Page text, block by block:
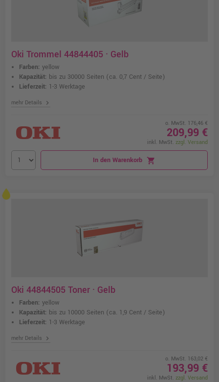
Oki Trommel 44844405 · Gelb
Farben: yellow
Kapazität: bis zu 30000 Seiten (ca. 0,7 Cent / Seite)
Lieferzeit: 1-3 Werktage
mehr Details chevron_right
o. MwSt. 176,46 €
209,99 €
inkl. MwSt. zzgl. Versand
In den Warenkorb shopping_cart
Oki 44844505 Toner · Gelb
Farben: yellow
Kapazität: bis zu 10000 Seiten (ca. 1,9 Cent / Seite)
Lieferzeit: 1-3 Werktage
mehr Details chevron_right
o. MwSt. 163,02 €
193,99 €
inkl. MwSt. zzgl. Versand